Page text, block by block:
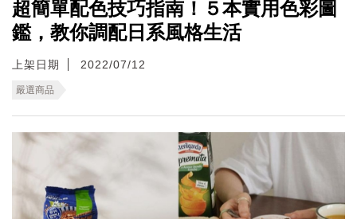
超簡單配色技巧指南！５本實用色彩圖
鑑，教你調配日系風格生活
上架日期 2022/07/12
嚴選商品